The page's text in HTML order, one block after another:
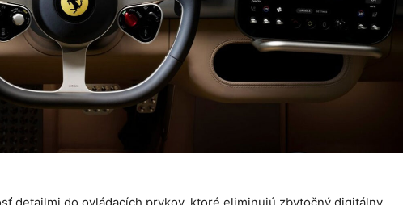
detailmi do ovládacích prvkov, ktoré eliminujú zbytočný digitálny